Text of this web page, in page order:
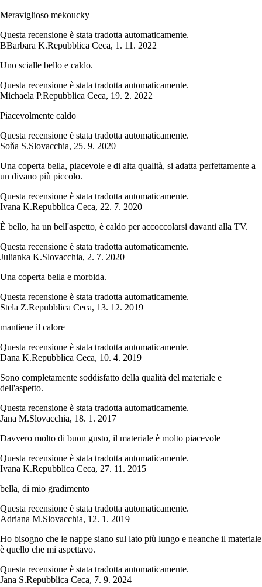
Meraviglioso mekoucky
Questa recensione è stata tradotta automaticamente.
BBarbara K.Repubblica Ceca, 1. 11. 2022
Uno scialle bello e caldo.
Questa recensione è stata tradotta automaticamente.
Michaela P.Repubblica Ceca, 19. 2. 2022
Piacevolmente caldo
Questa recensione è stata tradotta automaticamente.
Soňa S.Slovacchia, 25. 9. 2020
Una coperta bella, piacevole e di alta qualità, si adatta perfettamente a
un divano più piccolo.
Questa recensione è stata tradotta automaticamente.
Ivana K.Repubblica Ceca, 22. 7. 2020
È bello, ha un bell'aspetto, è caldo per accoccolarsi davanti alla TV.
Questa recensione è stata tradotta automaticamente.
Julianka K.Slovacchia, 2. 7. 2020
Una coperta bella e morbida.
Questa recensione è stata tradotta automaticamente.
Stela Z.Repubblica Ceca, 13. 12. 2019
mantiene il calore
Questa recensione è stata tradotta automaticamente.
Dana K.Repubblica Ceca, 10. 4. 2019
Sono completamente soddisfatto della qualità del materiale e
dell'aspetto.
Questa recensione è stata tradotta automaticamente.
Jana M.Slovacchia, 18. 1. 2017
Davvero molto di buon gusto, il materiale è molto piacevole
Questa recensione è stata tradotta automaticamente.
Ivana K.Repubblica Ceca, 27. 11. 2015
bella, di mio gradimento
Questa recensione è stata tradotta automaticamente.
Adriana M.Slovacchia, 12. 1. 2019
Ho bisogno che le nappe siano sul lato più lungo e neanche il materiale
è quello che mi aspettavo.
Questa recensione è stata tradotta automaticamente.
Jana S.Repubblica Ceca, 7. 9. 2024